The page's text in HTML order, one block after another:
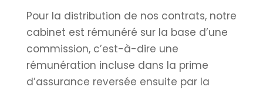
Pour la distribution de nos contrats, notre
cabinet est rémunéré sur la base d’une
commission, c’est-à-dire une
rémunération incluse dans la prime
d’assurance reversée ensuite par la